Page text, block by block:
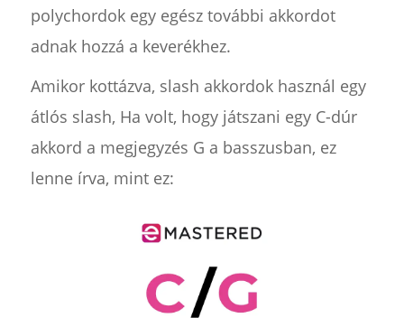
polychordok egy egész további akkordot
adnak hozzá a keverékhez.
Amikor kottázva, slash akkordok használ egy
átlós slash, Ha volt, hogy játszani egy C-dúr
akkord a megjegyzés G a basszusban, ez
lenne írva, mint ez: